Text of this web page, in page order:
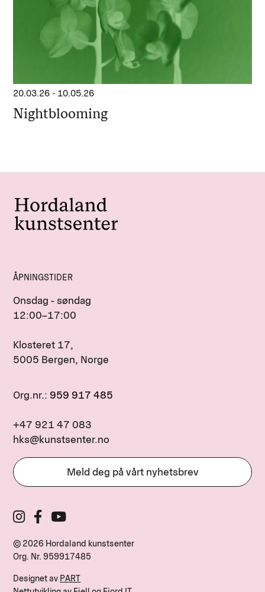
20.03.26 - 10.05.26
Nightblooming
ÅPNINGSTIDER
Onsdag - søndag
12:00–17:00
Klosteret 17,
5005 Bergen, Norge
Org.nr.: 959 917 485
+47 921 47 083
hks@kunstsenter.no
Meld deg på vårt nyhetsbrev
© 2026 Hordaland kunstsenter
Org. Nr. 959917485
Designet av PART